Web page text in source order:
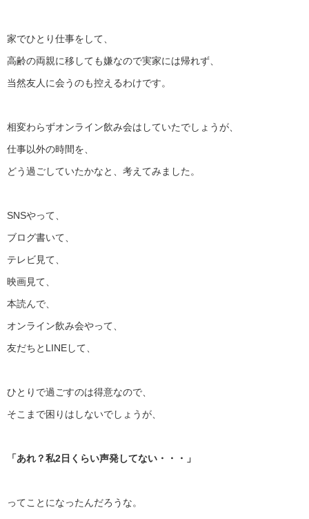
家でひとり仕事をして、
高齢の両親に移しても嫌なので実家には帰れず、
当然友人に会うのも控えるわけです。
相変わらずオンライン飲み会はしていたでしょうが、
仕事以外の時間を、
どう過ごしていたかなと、考えてみました。
SNSやって、
ブログ書いて、
テレビ見て、
映画見て、
本読んで、
オンライン飲み会やって、
友だちとLINEして、
ひとりで過ごすのは得意なので、
そこまで困りはしないでしょうが、
「あれ？私2日くらい声発してない・・・」
ってことになったんだろうな。